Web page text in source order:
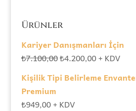
Ürünler
Kariyer Danışmanları İçin
₺7.100,00Orijinal
₺7.100,00.
₺4.200,00Şu
fiyat:
+ KDV
Kişilik Tipi Belirleme
Premium
₺949,00 + KDV